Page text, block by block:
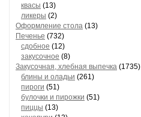
квасы (13)
ликеры (2)
Оформление стола (13)
Печенье (732)
сдобное (12)
закусочное (8)
Закусочная, хлебная выпечка (1735)
блины и оладьи (261)
пироги (51)
булочки и пирожки (51)
пиццы (13)